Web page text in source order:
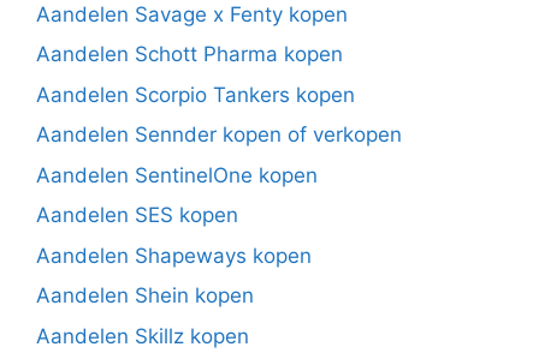
Aandelen Savage x Fenty kopen
Aandelen Schott Pharma kopen
Aandelen Scorpio Tankers kopen
Aandelen Sennder kopen of verkopen
Aandelen SentinelOne kopen
Aandelen SES kopen
Aandelen Shapeways kopen
Aandelen Shein kopen
Aandelen Skillz kopen